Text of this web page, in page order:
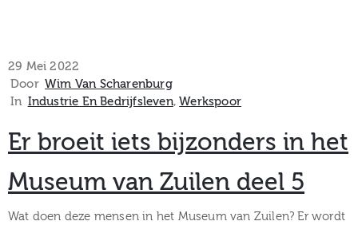
29 Mei 2022
Door Wim Van Scharenburg
In Industrie En Bedrijfsleven‚Werkspoor
Er broeit iets bijzonders in het
Museum van Zuilen deel 5
Wat doen deze mensen in het Museum van Zuilen? Er wordt